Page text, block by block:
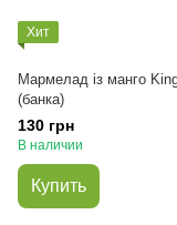
Хит
Мармелад із манго
(банка)
130 грн
В наличии
Купить